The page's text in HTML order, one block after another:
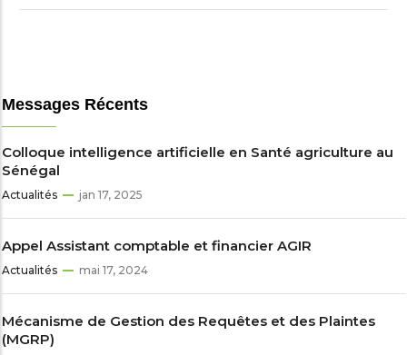
Messages Récents
Colloque intelligence artificielle en Santé agriculture au
Sénégal
Actualités jan 17, 2025
Appel Assistant comptable et financier AGIR
Actualités mai 17, 2024
Mécanisme de Gestion des Requêtes et des Plaintes
(MGRP)